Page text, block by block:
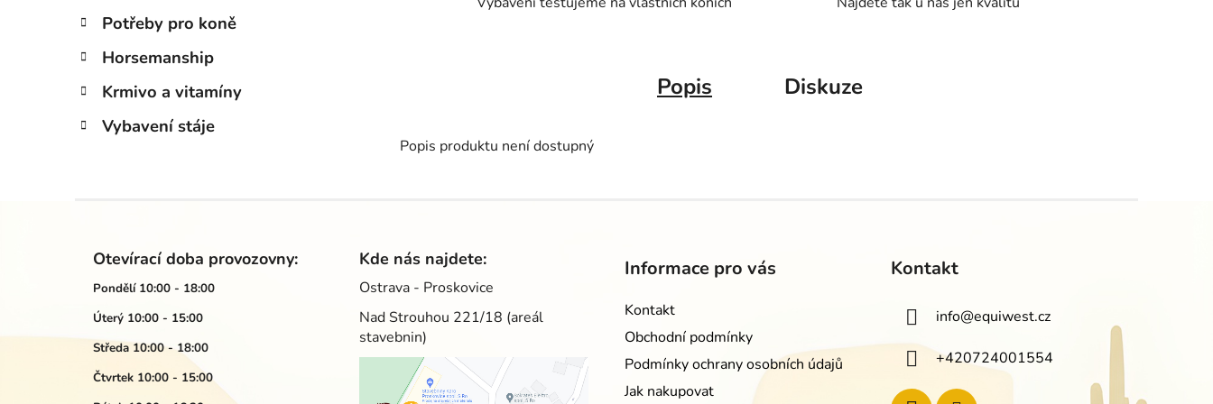
Potřeby pro koně
Horsemanship
Krmivo a vitamíny
Vybavení stáje
Popis Diskuze
Popis produktu není dostupný
Otevírací doba provozovny:
Pondělí 10:00 - 18:00
Úterý 10:00 - 15:00
Středa 10:00 - 18:00
Čtvrtek 10:00 - 15:00
Kde nás najdete:
Ostrava - Proskovice
Nad Strouhou 221/18 (areál
stavebnin)
Informace pro vás
Kontakt
Obchodní podmínky
Podmínky ochrany osobních údajů
Jak nakupovat
Kontakt
info@equiwest.cz
+420724001554